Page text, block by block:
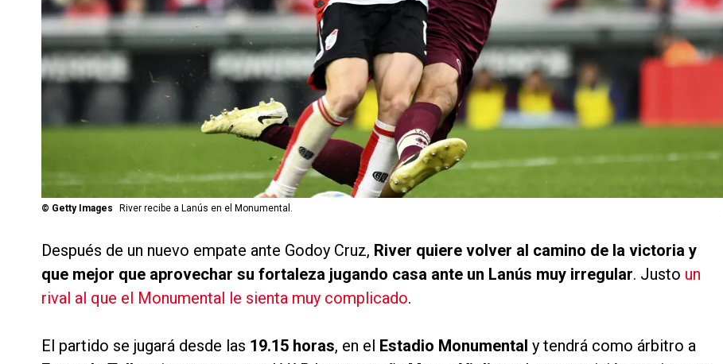
© Getty Images River recibe a Lanús en el Monumental.
Después de un nuevo empate ante Godoy Cruz, River quiere volver al camino de la victoria y
que mejor que aprovechar su fortaleza jugando casa ante un Lanús muy irregular. Justo un
rival al que el Monumental le sienta muy complicado.
El partido se jugará desde las 19.15 horas, en el Estadio Monumental y tendrá como árbitro a